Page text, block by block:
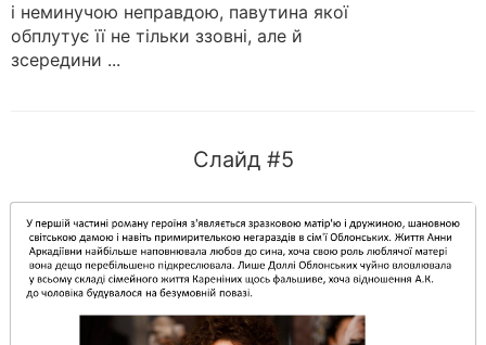
і неминучою неправдою, павутина якої
обплутує її не тільки ззовні, але й
зсередини ...
Слайд #5